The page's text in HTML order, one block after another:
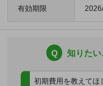
有効期限
Q 知りた
初期費用を教えてほ